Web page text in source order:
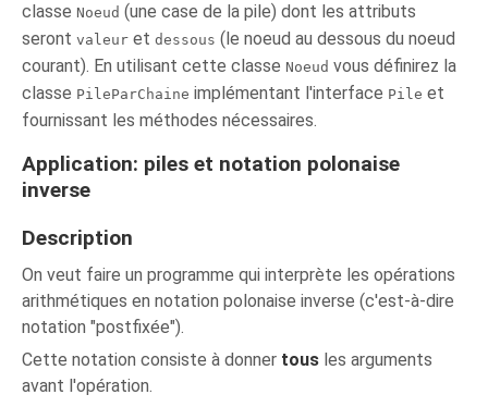
classe Noeud (une case de la pile) dont les attributs
serontvaleur etdessous (le noeud au dessous du noeud
courant). En utilisant cette classe Noeud vous définirez la
classe PileParChaine implémentant l'interface Pile et
fournissant les méthodes nécessaires.
Application: piles et notation polonaise
inverse
Description
On veut faire un programme qui interprète les opérations
arithmétiques en notation polonaise inverse (c'est-à-dire
notation "postfixée").
Cette notation consiste à donner tous les arguments
avant l'opération.